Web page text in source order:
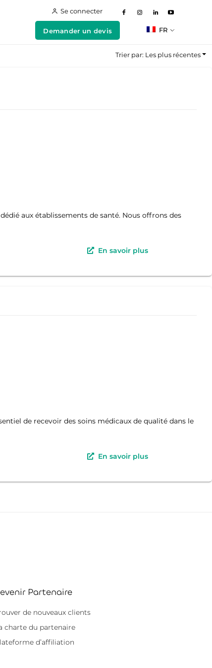
Se connecter
Demander un devis FR
Trier par: Les plus récentes
aux établissements de santé. Nous offrons des
En savoir plus
de recevoir des soins médicaux de qualité dans le
En savoir plus
Partenaire
de nouveaux clients
charte du partenaire
d’affiliation